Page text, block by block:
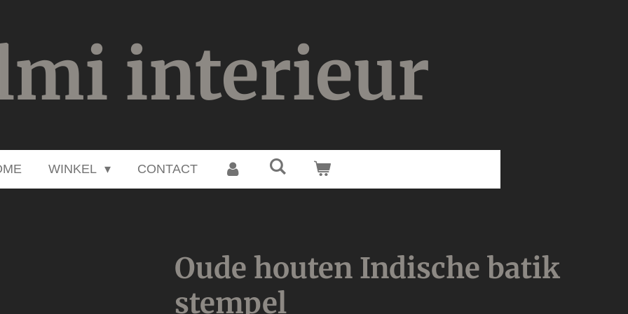
interieur
WINKEL CONTACT
Oude houten Indische batik
stempel